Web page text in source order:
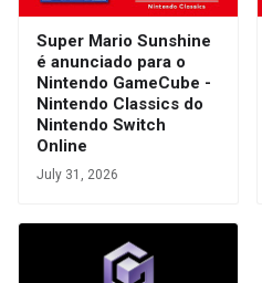
Super Mario Sunshine
é anunciado para o
Nintendo GameCube -
Nintendo Classics do
Nintendo Switch
Online
July 31, 2026